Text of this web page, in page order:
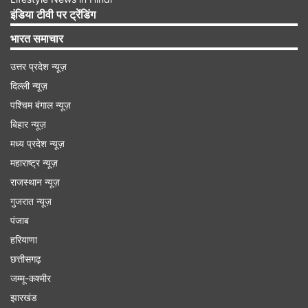
Advertisement
महाराष्ट्र, तेलंगाना में होगी बारिश
आने वाले दो से तीन दिनों में मानसून महाराष्ट्र, कर्नाटक,
तेलंगाना, आंध्र प्रदेश, पश्चिम बंगाल के बचे हुए हिस्से को भी
इंडिया टीवी पर ट्रेंडिंग
भारत समाचार
उत्तर प्रदेश न्यूज़
दिल्ली न्यूज़
पश्चिम बंगाल न्यूज़
बिहार न्यूज़
मध्य प्रदेश न्यूज़
महाराष्ट्र न्यूज़
राजस्थान न्यूज़
गुजरात न्यूज़
पंजाब
हरियाणा
छत्तीसगढ़
जम्मू-कश्मीर
झारखंड